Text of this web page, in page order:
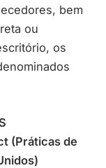
bem
ou
os
(Práticas de